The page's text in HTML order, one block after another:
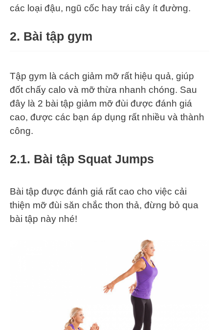
các loại đậu, ngũ cốc hay trái cây ít đường.
2. Bài tập gym
Tập gym là cách giảm mỡ rất hiệu quả, giúp
đốt chấy calo và mỡ thừa nhanh chóng. Sau
đây là 2 bài tập giảm mỡ đùi được đánh giá
cao, được các bạn áp dụng rất nhiều và thành
công.
2.1. Bài tập Squat Jumps
Bài tập được đánh giá rất cao cho việc cải
thiện mỡ đùi săn chắc thon thả, đừng bỏ qua
bài tập này nhé!